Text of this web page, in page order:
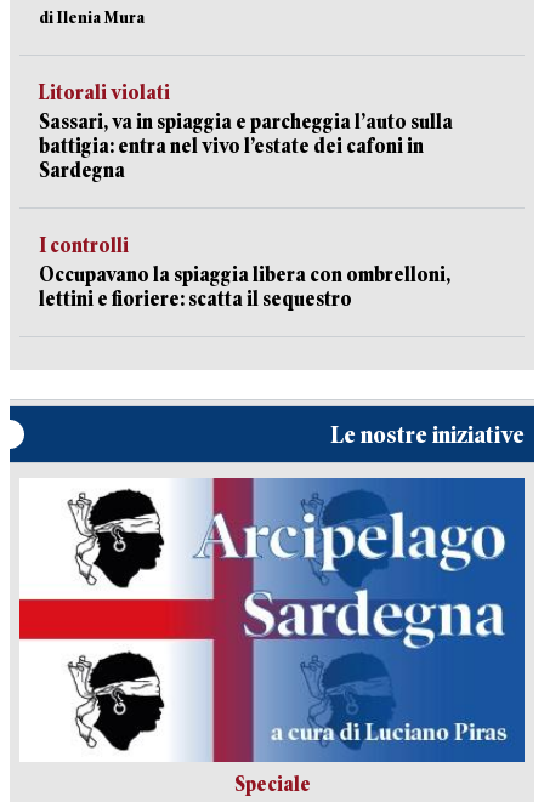
di Ilenia Mura
Litorali violati
Sassari, va in spiaggia e parcheggia l’auto sulla
battigia: entra nel vivo l’estate dei cafoni in
Sardegna
I controlli
Occupavano la spiaggia libera con ombrelloni,
lettini e fioriere: scatta il sequestro
Le nostre iniziative
Speciale